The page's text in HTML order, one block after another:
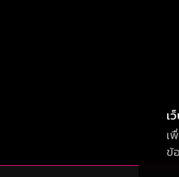
เ
เ
ข้